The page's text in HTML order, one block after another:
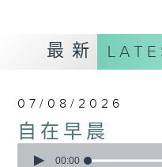
最新
07/08/2026
自在早晨
seconds
00:00